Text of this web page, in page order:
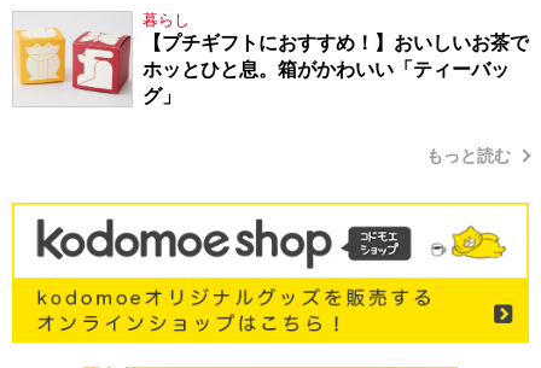
暮らし
【プチギフトにおすすめ！】おいしいお茶で
ホッとひと息。箱がかわいい「ティーバッ
グ」
もっと読む